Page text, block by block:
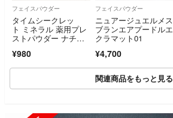
フェイスパウダー
タイムシークレッ
ト ミネラル 薬用プレ
ストパウダー ナチュ
> 8g
¥980
フェイスパウダー
ニュアージュエルメス
ブランエアプードルエ
クラマット01
¥4,700
関連商品をもっと見る